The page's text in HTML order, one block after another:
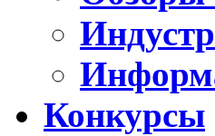
Конкурсы